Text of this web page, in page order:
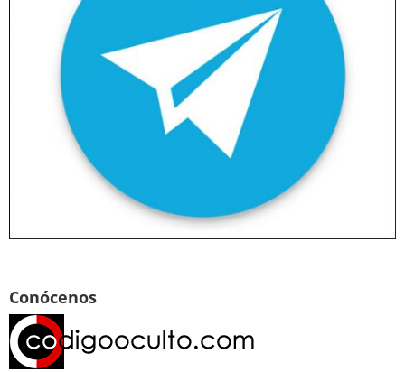
Conócenos